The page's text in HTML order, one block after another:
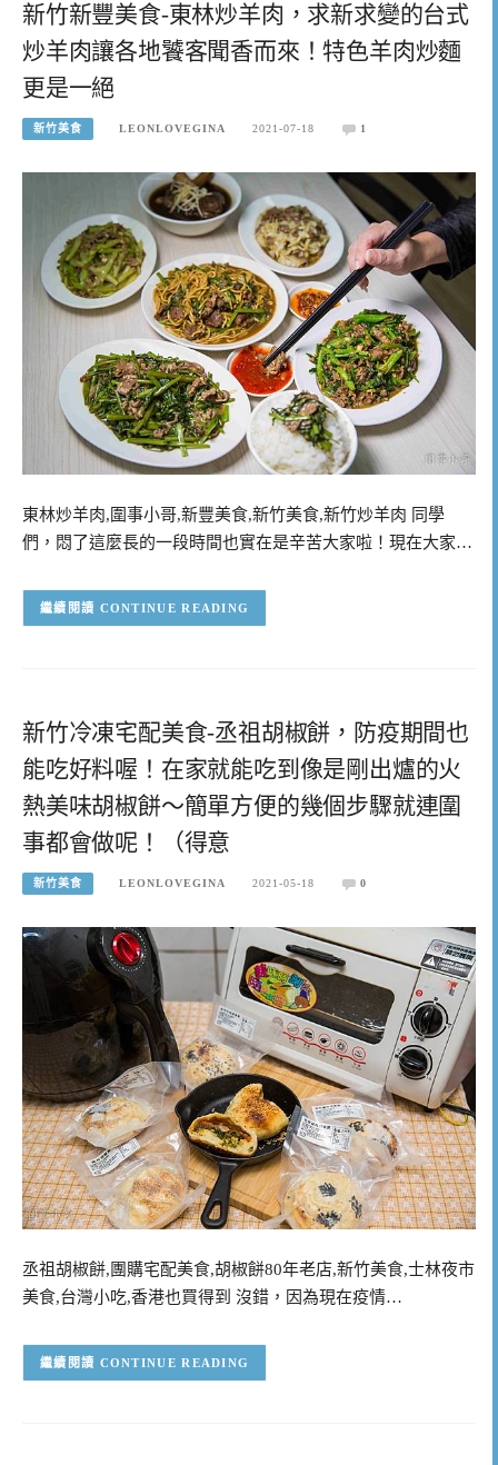
新竹新豐美食-東林炒羊肉，求新求變的台式
炒羊肉讓各地饕客聞香而來！特色羊肉炒麵
更是一絕
新竹美食 LEONLOVEGINA 2021-07-18 1
東林炒羊肉,圍事小哥,新豐美食,新竹美食,新竹炒羊肉 同學
們，悶了這麼長的一段時間也實在是辛苦大家啦！現在大家…
CONTINUE READING
新竹冷凍宅配美食-丞祖胡椒餅，防疫期間也
能吃好料喔！在家就能吃到像是剛出爐的火
熱美味胡椒餅～簡單方便的幾個步驟就連圍
事都會做呢！（得意
新竹美食 LEONLOVEGINA 2021-05-18 0
丞祖胡椒餅,團購宅配美食,胡椒餅80年老店,新竹美食,士林夜市
美食,台灣小吃,香港也買得到 沒錯，因為現在疫情…
CONTINUE READING